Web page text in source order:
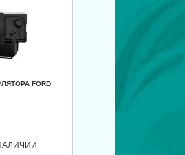
FORD